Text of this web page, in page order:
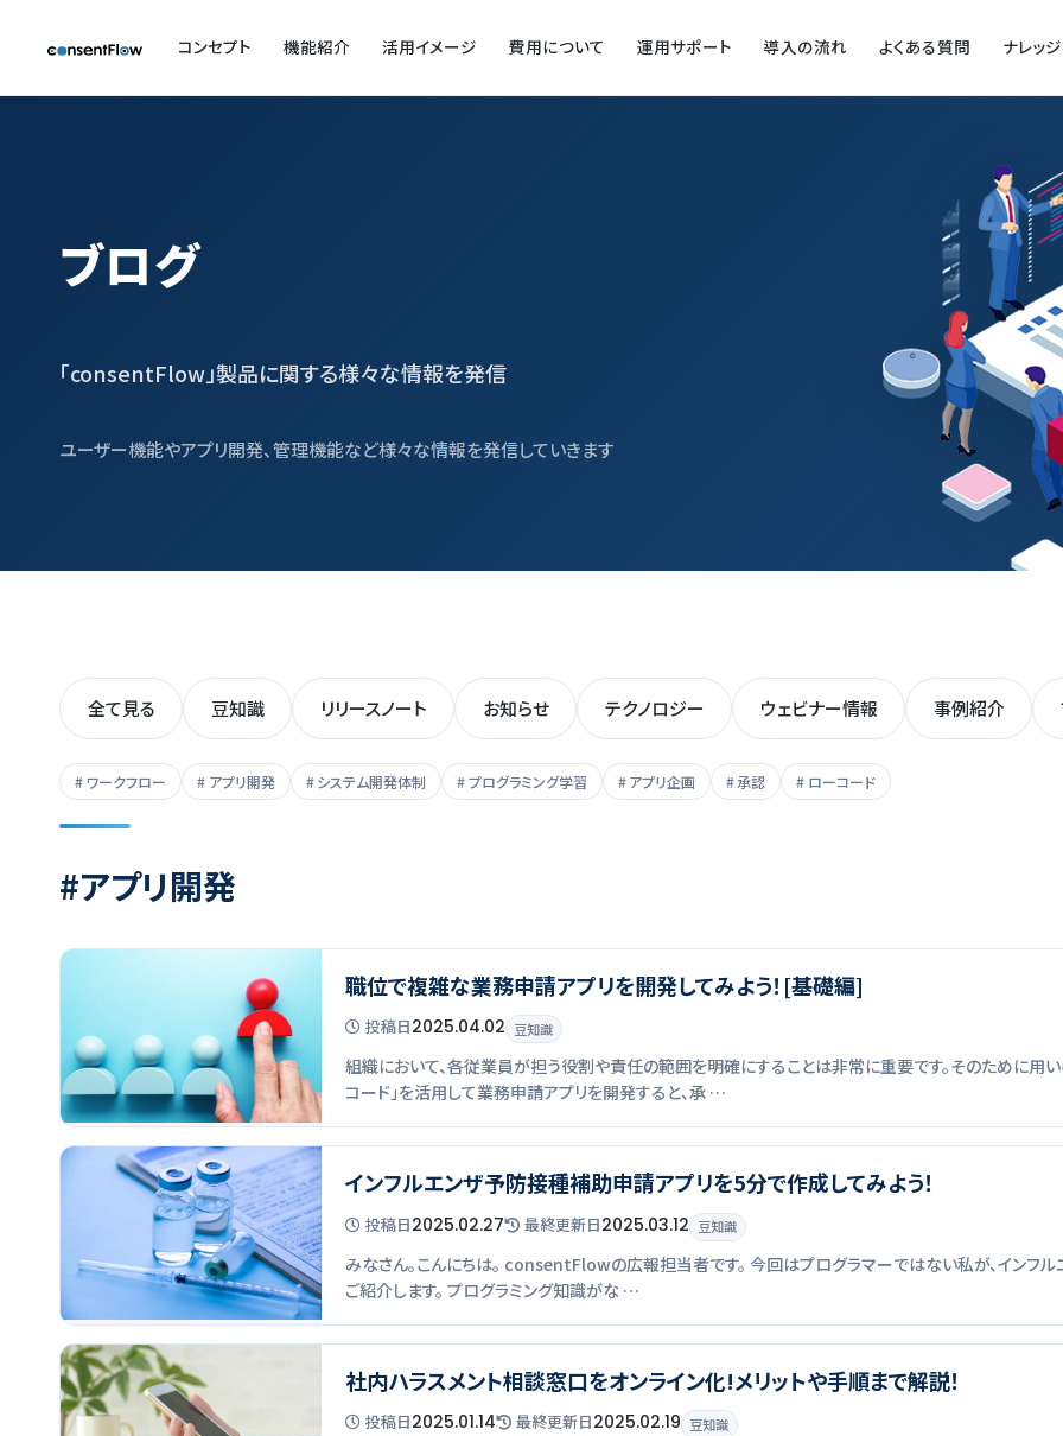
コンセプト 機能紹介 活用イメージ 費用について 運用サポート 導入の流れ よくある質問 ナレッ
ブログ
「consentFlow」製品に関する様々な情報を発信
ユーザー機能やアプリ開発、管理機能など様々な情報を発信していきます
全て見る 豆知識 リリースノート お知らせ テクノロジー ウェビナー情報 事例紹介
ワークフロー アプリ開発 システム開発体制 プログラミング学習 アプリ企画 承認 ローコード
#アプリ開発
職位で複雑な業務申請アプリを開発してみよう！[基礎編]
投稿日2025.04.02 豆知識
組織において、各従業員が担う役割や責任の範囲を明確にすることは非常に重要です。そのために用
コード」を活用して業務申請アプリを開発すると、承 …
インフルエンザ予防接種補助申請アプリを5分で作成してみよう！
投稿日2025.02.27 最終更新日2025.03.12 豆知識
みなさん。こんにちは。 consentFlowの広報担当者です。 今回はプログラマーではない私が、イン
ご紹介します。 プログラミング知識がな …
社内ハラスメント相談窓口をオンライン化!メリットや手順まで解説！
投稿日2025.01.14 最終更新日2025.02.19 豆知識